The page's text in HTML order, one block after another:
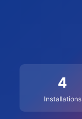
4
Installations